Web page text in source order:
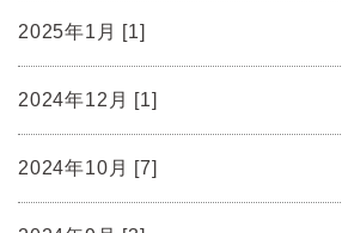
2025年1月 [1]
2024年12月 [1]
2024年10月 [7]